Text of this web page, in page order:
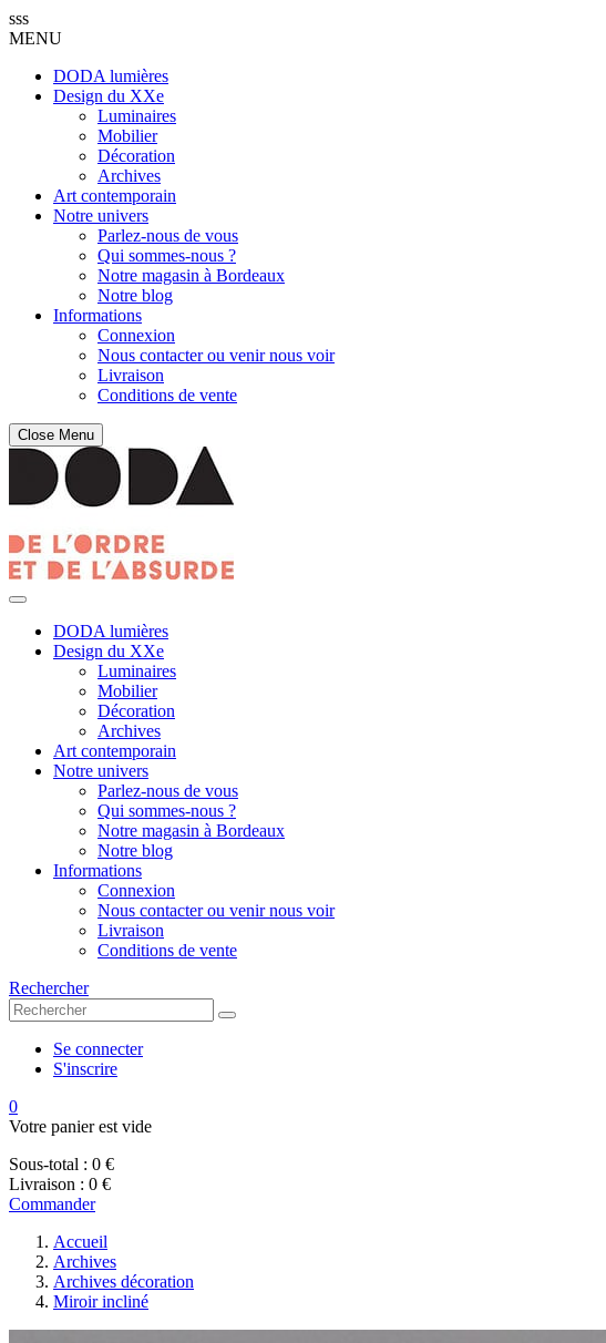
sss
MENU
DODA lumières
Design du XXe
Luminaires
Mobilier
Décoration
Archives
Art contemporain
Notre univers
Parlez-nous de vous
Qui sommes-nous ?
Notre magasin à Bordeaux
Notre blog
Informations
Connexion
Nous contacter ou venir nous voir
Livraison
Conditions de vente
Close Menu
DODA lumières
Design du XXe
Luminaires
Mobilier
Décoration
Archives
Art contemporain
Notre univers
Parlez-nous de vous
Qui sommes-nous ?
Notre magasin à Bordeaux
Notre blog
Informations
Connexion
Nous contacter ou venir nous voir
Livraison
Conditions de vente
Rechercher
Se connecter
S'inscrire
0
Votre panier est vide
Sous-total : 0 €
Livraison : 0 €
Commander
Accueil
Archives
Archives décoration
Miroir incliné